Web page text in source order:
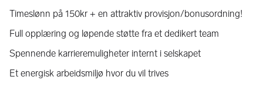
Timeslønn på 150kr + en attraktiv provisjon/bonusordning!
Full opplæring og løpende støtte fra et dedikert team
Spennende karrieremuligheter internt i selskapet
Et energisk arbeidsmiljø hvor du vil trives